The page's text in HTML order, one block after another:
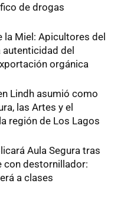
de drogas
la Miel: Apicultores del
del
orgánica
Lindh asumió como
las Artes y el
región de Los Lagos
Aula Segura tras
con destornillador:
a clases